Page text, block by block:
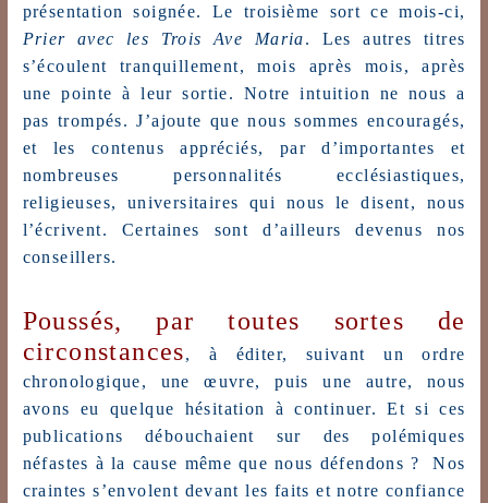
présentation soignée. Le troisième sort ce mois-ci,
Prier avec les Trois Ave Maria. Les autres titres
s’écoulent tranquillement, mois après mois, après
une pointe à leur sortie. Notre intuition ne nous a
pas trompés. J’ajoute que nous sommes encouragés,
et les contenus appréciés, par d’importantes et
nombreuses personnalités ecclésiastiques,
religieuses, universitaires qui nous le disent, nous
l’écrivent. Certaines sont d’ailleurs devenus nos
conseillers.
Poussés, par toutes sortes de
circonstances, à éditer, suivant un ordre
chronologique, une œuvre, puis une autre, nous
avons eu quelque hésitation à continuer. Et si ces
publications débouchaient sur des polémiques
néfastes à la cause même que nous défendons ? Nos
craintes s’envolent devant les faits et notre confiance